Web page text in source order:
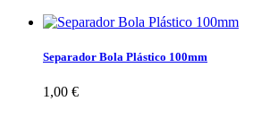
Separador Bola Plástico 100mm
1,00 €